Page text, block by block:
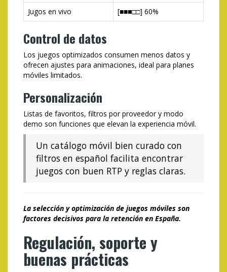
Jugos en vivo
[■■■□□] 60%
Control de datos
Los juegos optimizados consumen menos datos y
ofrecen ajustes para animaciones, ideal para planes
móviles limitados.
Personalización
Listas de favoritos, filtros por proveedor y modo
demo son funciones que elevan la experiencia móvil.
Un catálogo móvil bien curado con
filtros en español facilita encontrar
juegos con buen RTP y reglas claras.
La selección y optimización de juegos móviles son
factores decisivos para la retención en España.
Regulación, soporte y
buenas prácticas